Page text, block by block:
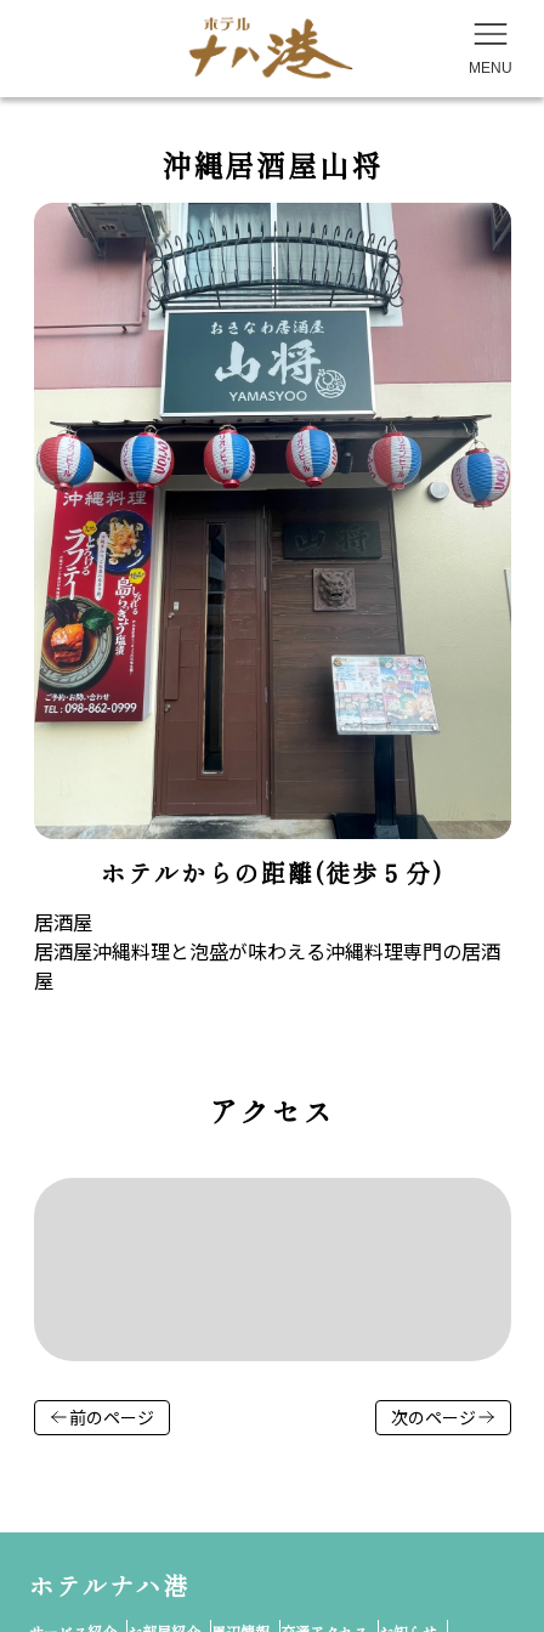
MENU
沖縄居酒屋山将
ホテルからの距離(徒歩５分)
居酒屋
居酒屋沖縄料理と泡盛が味わえる沖縄料理専門の居酒
屋
アクセス
前のページ 次のページ
ホテルナハ港